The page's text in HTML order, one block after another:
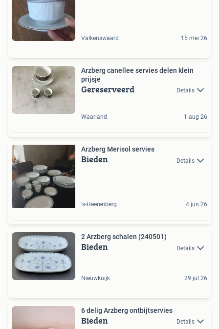
Valkenswaard 15 mei 26
Arzberg canellee servies delen klein
prijsje
Gereserveerd Details
Waarland 1 aug 26
Arzberg Merisol servies
Bieden Details
's-Heerenberg 4 jun 26
2 Arzberg schalen (240501)
Bieden Details
Nieuwkuijk 29 jul 26
6 delig Arzberg ontbijtservies
Bieden Details